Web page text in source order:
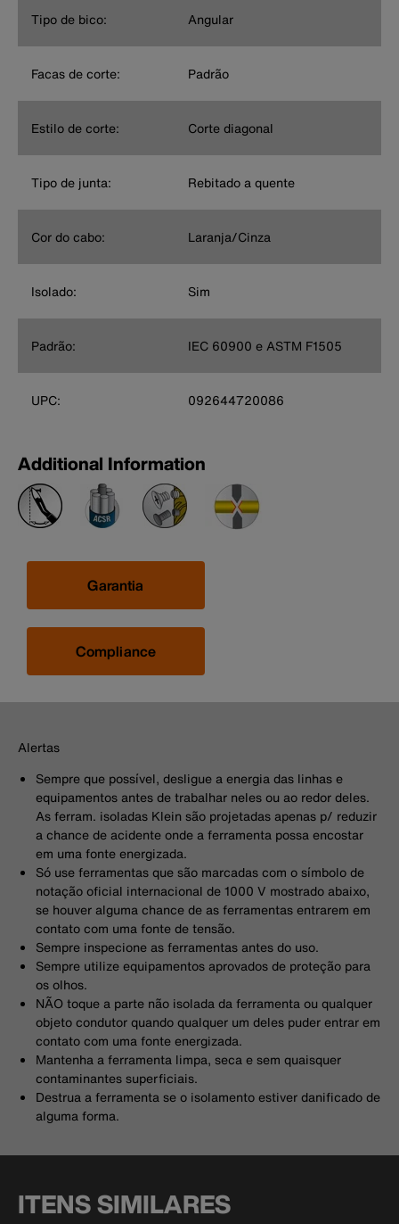
Tipo de bico: Angular
Facas de corte: Padrão
Estilo de corte: Corte diagonal
Tipo de junta: Rebitado a quente
Cor do cabo: Laranja/Cinza
Isolado: Sim
Padrão: IEC 60900 e ASTM F1505
UPC: 092644720086
Additional Information
Garantia
Compliance
Alertas
Sempre que possível, desligue a energia das linhas e
equipamentos antes de trabalhar neles ou ao redor deles.
As ferram. isoladas Klein são projetadas apenas p/ reduzir
a chance de acidente onde a ferramenta possa encostar
em uma fonte energizada.
Só use ferramentas que são marcadas com o símbolo de
notação oficial internacional de 1000 V mostrado abaixo,
se houver alguma chance de as ferramentas entrarem em
contato com uma fonte de tensão.
Sempre inspecione as ferramentas antes do uso.
Sempre utilize equipamentos aprovados de proteção para
os olhos.
NÃO toque a parte não isolada da ferramenta ou qualquer
objeto condutor quando qualquer um deles puder entrar em
contato com uma fonte energizada.
Mantenha a ferramenta limpa, seca e sem quaisquer
contaminantes superficiais.
Destrua a ferramenta se o isolamento estiver danificado de
alguma forma.
ITENS SIMILARES